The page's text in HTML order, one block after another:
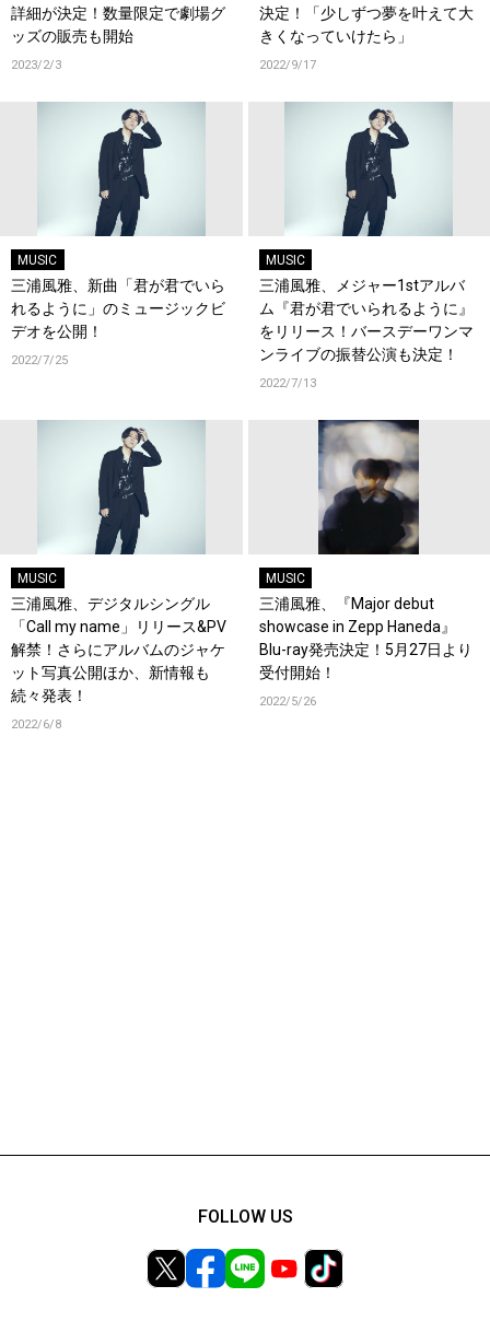
詳細が決定！数量限定で劇場グ
ッズの販売も開始
2023/2/3
決定！「少しずつ夢を叶えて大
きくなっていけたら」
2022/9/17
MUSIC
三浦風雅、新曲「君が君でいら
れるように」のミュージックビ
デオを公開！
2022/7/25
MUSIC
三浦風雅、メジャー1stアルバ
ム『君が君でいられるように』
をリリース！バースデーワンマ
ンライブの振替公演も決定！
2022/7/13
MUSIC
三浦風雅、デジタルシングル
「Call my name」リリース&PV
解禁！さらにアルバムのジャケ
ット写真公開ほか、新情報も
続々発表！
2022/6/8
MUSIC
三浦風雅、『Major debut
showcase in Zepp Haneda』
Blu-ray発売決定！5月27日より
受付開始！
2022/5/26
FOLLOW US